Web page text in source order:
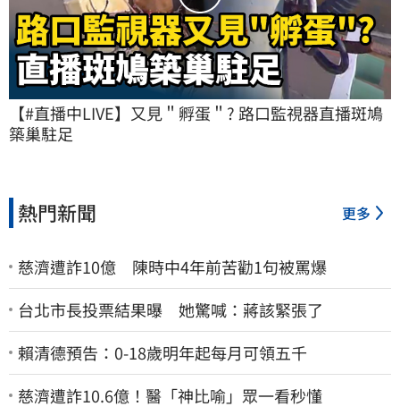
【#直播中LIVE】又見＂孵蛋＂? 路口監視器直播斑鳩
築巢駐足
熱門新聞 更多
慈濟遭詐10億 陳時中4年前苦勸1句被罵爆
台北市長投票結果曝 她驚喊：蔣該緊張了
賴清德預告：0-18歲明年起每月可領五千
慈濟遭詐10.6億！醫「神比喻」眾一看秒懂